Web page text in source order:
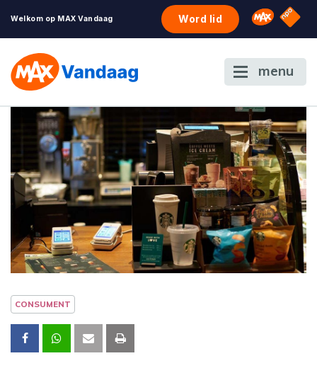
Welkom op MAX Vandaag Word lid Omroep
NPO
menu
CONSUMENT